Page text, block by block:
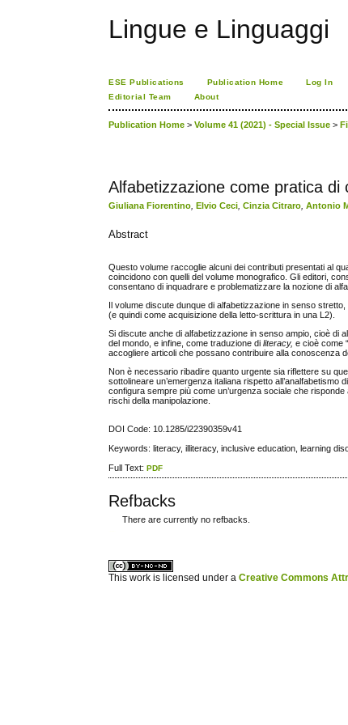
Lingue e Linguaggi
ESE Publications Publication Home Log In
Editorial Team
About
Publication Home >Volume 41 (2021) - Special Issue >
Alfabetizzazione come pratica
Giuliana Fiorentino ,Elvio Ceci ,Cinzia Citraro ,Antonio
Abstract
Questo volume raccoglie alcuni dei contributi presentati al
coincidono con quelli del volume monografico. Gli editori,
consentano di inquadrare e problematizzare la nozione di
Il volume discute dunque di alfabetizzazione in senso
(e quindi come acquisizione della letto-scrittura in una L2).
Si discute anche di alfabetizzazione in senso ampio, cioè di
del mondo, e infine, come traduzione diliteracy,e cioè come
accogliere articoli che possano contribuire alla conoscenza
Non è necessario ribadire quanto urgente sia riflettere su
sottolineare un’emergenza italiana rispetto
configura sempre più come un’urgenza sociale che
rischi della manipolazione.
DOI Code: 10.1285/i22390359v41
Keywords: literacy, illiteracy, inclusive education, learning
Full Text:PDF
Refbacks
There are currently no refbacks.
This work is licensed under aCreative Commons